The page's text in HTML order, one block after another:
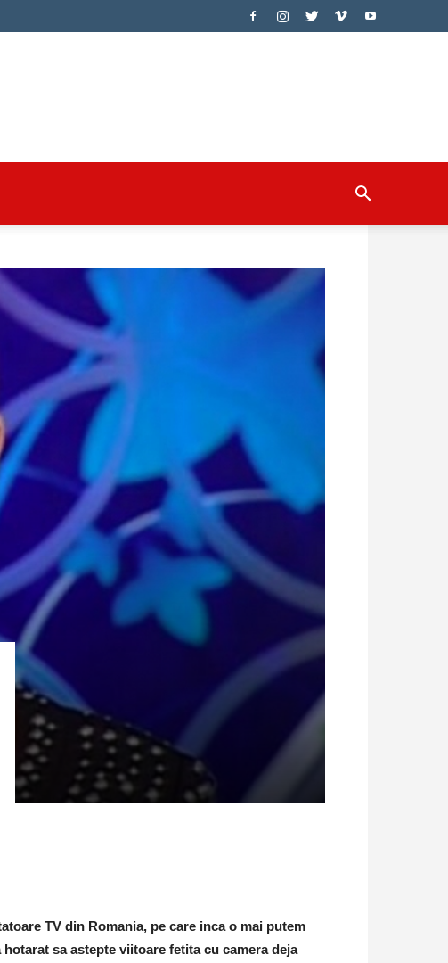
TV din Romania, pe care inca o mai putem
sa astepte viitoare fetita cu camera deja